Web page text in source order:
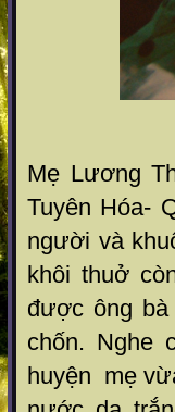
Mẹ Lương
Tuyên Hóa-
người và
khôi thuở
được ông
chốn. Nghe
huyện mẹ